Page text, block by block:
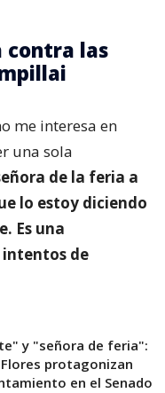
contra las
me interesa en
una sola
de la feria a
lo estoy diciendo
Es una
intentos de
y "señora de feria":
protagonizan
en el Senado